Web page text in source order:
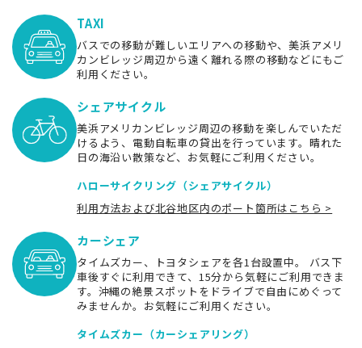
TAXI
バスでの移動が難しいエリアへの移動や、美浜アメリ
カンビレッジ周辺から遠く離れる際の移動などにもご
利用ください。
シェアサイクル
美浜アメリカンビレッジ周辺の移動を楽しんでいただ
けるよう、電動自転車の貸出を行っています。晴れた
日の海沿い散策など、お気軽にご利用ください。
ハローサイクリング（シェアサイクル）
利用方法および北谷地区内のポート箇所はこちら >
カーシェア
タイムズカー、トヨタシェアを各1台設置中。 バス下
車後すぐに利用できて、15分から気軽にご利用できま
す。沖縄の絶景スポットをドライブで自由にめぐって
みませんか。お気軽にご利用ください。
タイムズカー（カーシェアリング）